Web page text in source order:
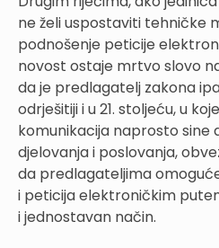
ne želi uspostaviti tehničke
podnošenje peticije
novost ostaje mrtvo slovo
da je predlagatelj zakona
odrješitiji i u 21. stoljeću, u
komunikacija naprosto sine
djelovanja i poslovanja,
da predlagateljima
i peticija elektroničkim
i jednostavan način.